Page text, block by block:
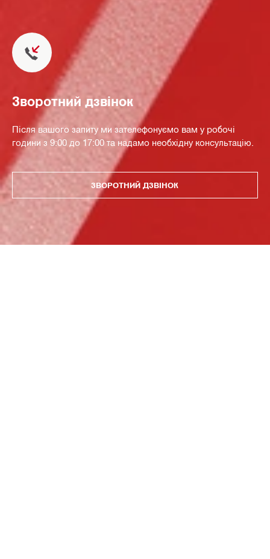
Зворотний дзвінок
Після вашого запиту ми зателефонуємо вам у робочі
години з 9:00 до 17:00 та надамо необхідну консультацію.
ЗВОРОТНИЙ ДЗВІНОК